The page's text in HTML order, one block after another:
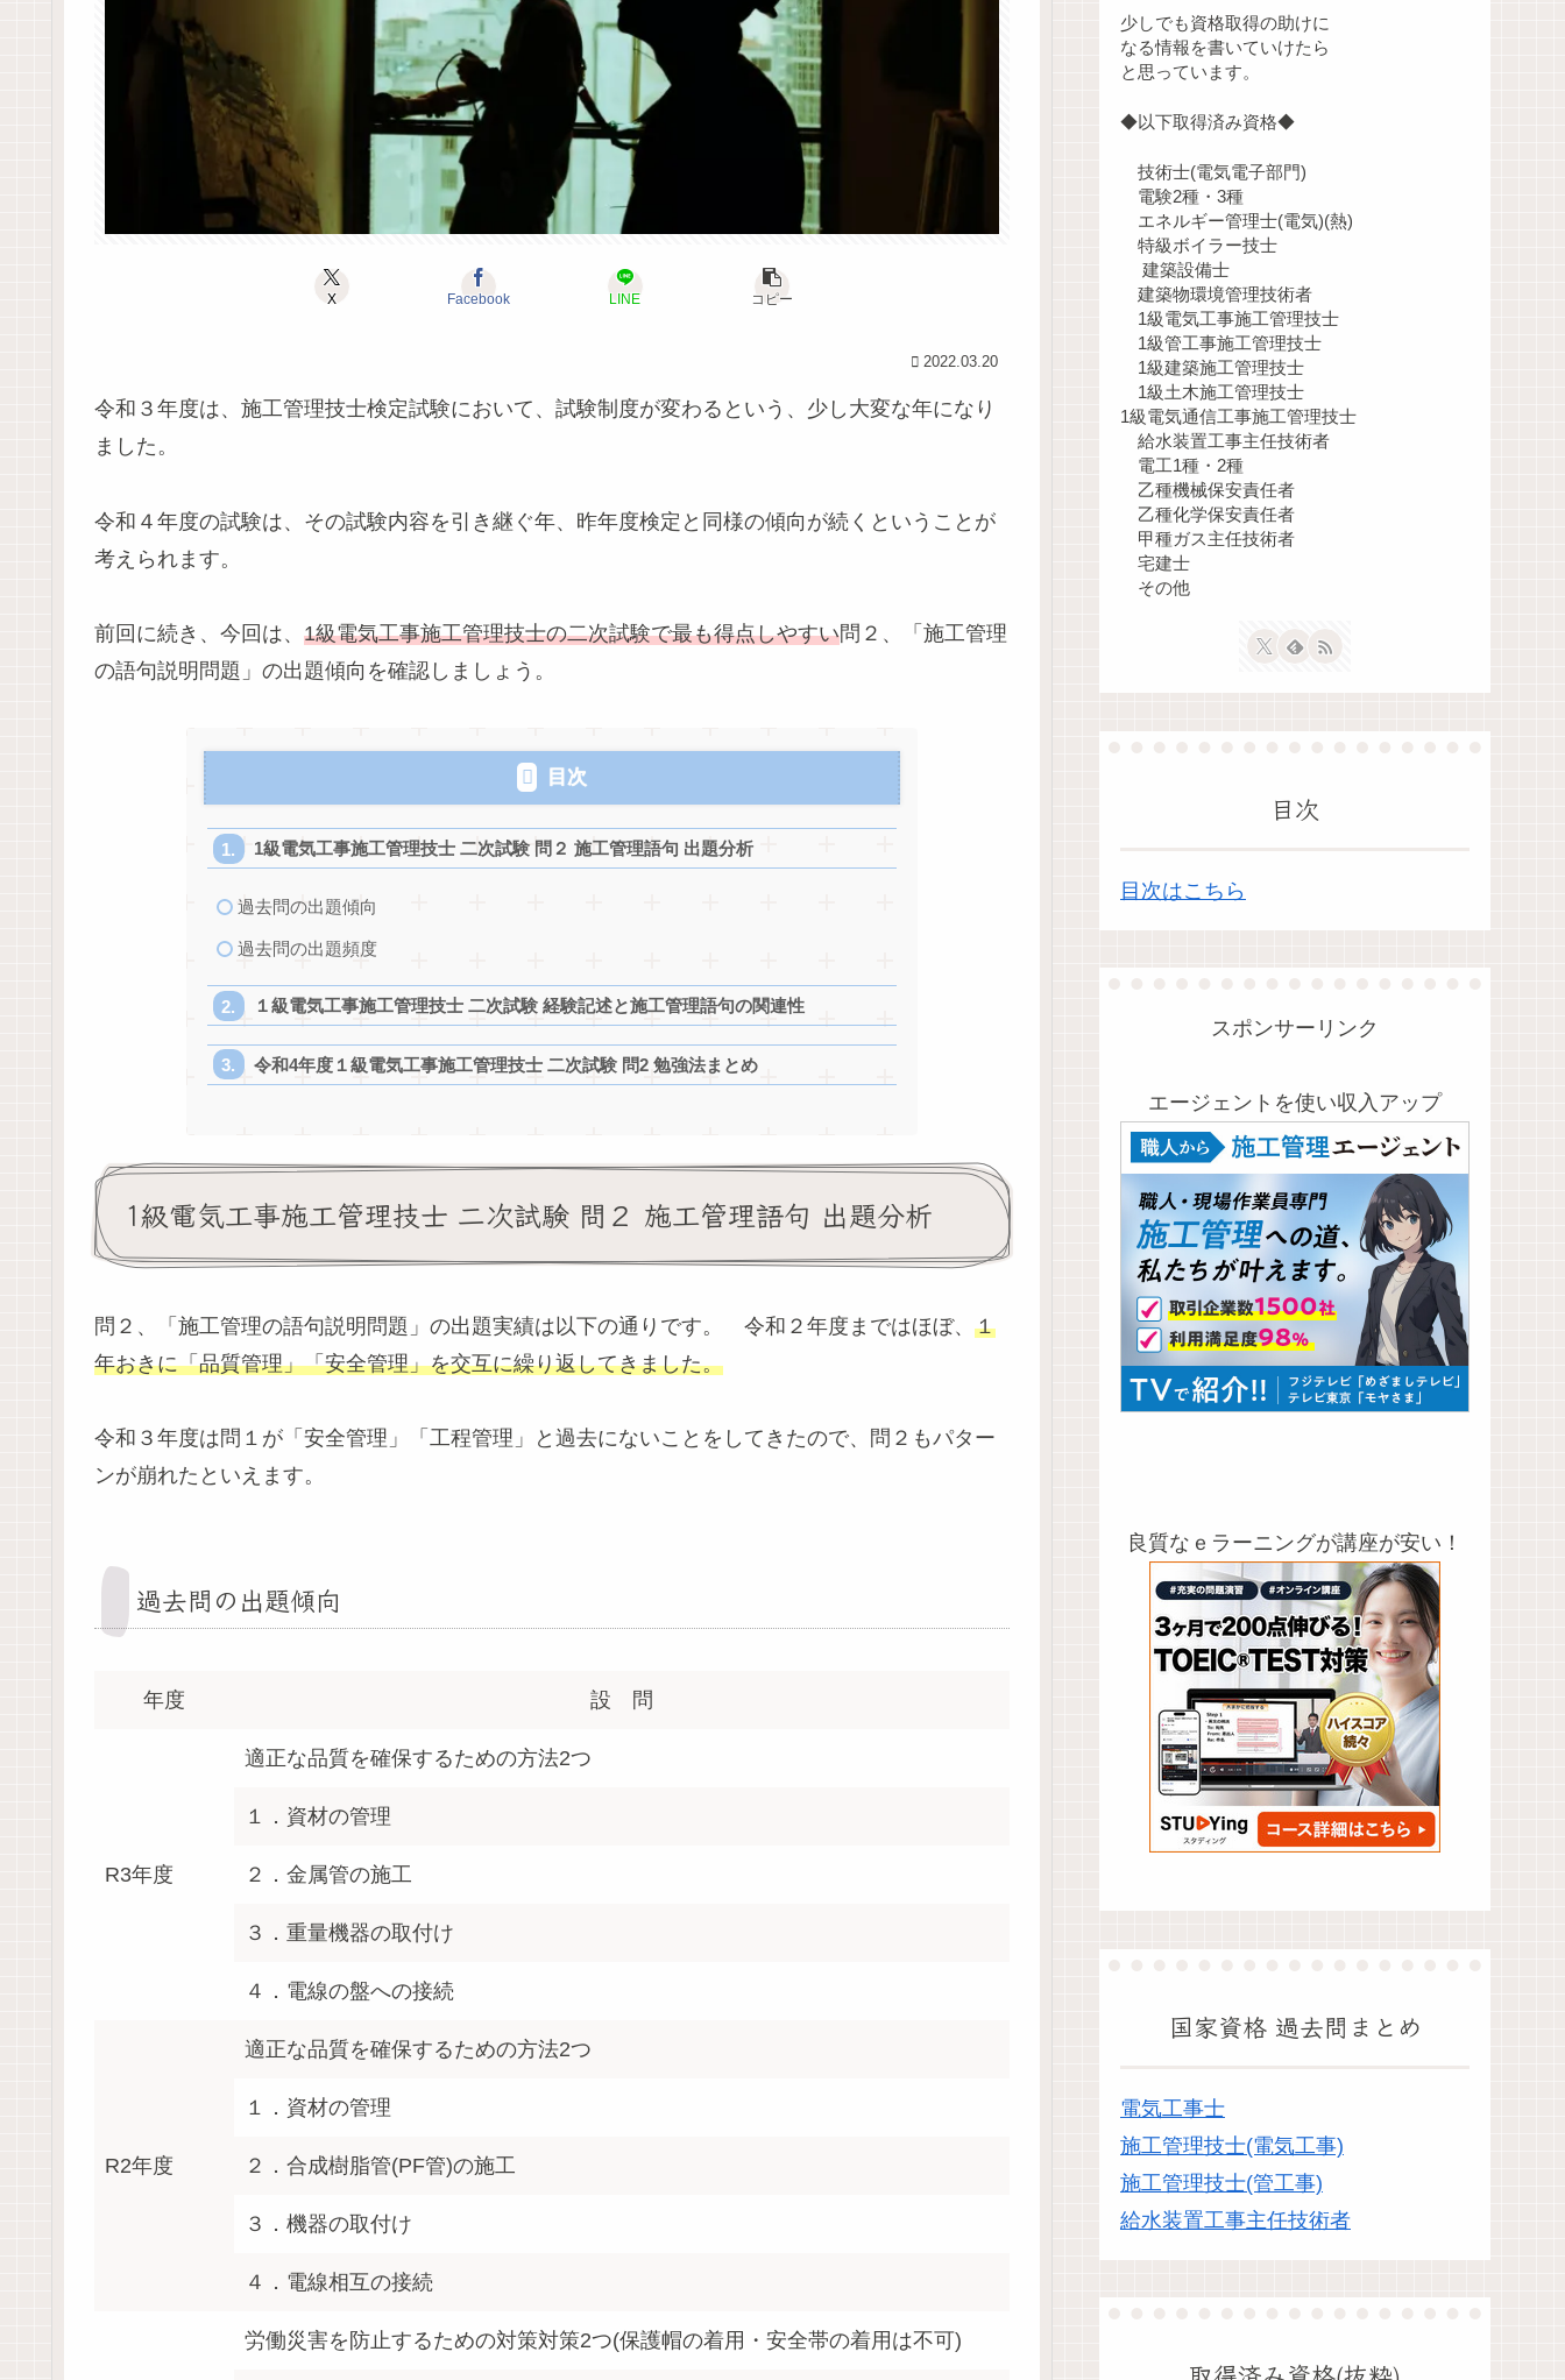
X Facebook LINE コピー
2022.03.20
令和３年度は、施工管理技士検定試験において、試験制度が変わるという、少し大変な年になり
ました。
令和４年度の試験は、その試験内容を引き継ぐ年、昨年度検定と同様の傾向が続くということが
考えられます。
前回に続き、今回は、 1級電気工事施工管理技士の二次試験で最も得点しやすい問２、「施工管理
の語句説明問題」の出題傾向を確認しましょう。
目次
1級電気工事施工管理技士 二次試験 問２ 施工管理語句 出題分析
過去問の出題傾向
過去問の出題頻度
１級電気工事施工管理技士 二次試験 経験記述と施工管理語句の関連性
令和4年度１級電気工事施工管理技士 二次試験 問2 勉強法まとめ
1級電気工事施工管理技士 二次試験 問２ 施工管理語句 出題分析
問２、「施工管理の語句説明問題」の出題実績は以下の通りです。 令和２年度まではほぼ、 １
年おきに「品質管理」「安全管理」を交互に繰り返してきました。
令和３年度は問１が「安全管理」「工程管理」と過去にないことをしてきたので、問２もパター
ンが崩れたといえます。
過去問の出題傾向
年度 設 問
R3年度
適正な品質を確保するための方法2つ
１．資材の管理
２．金属管の施工
３．重量機器の取付け
４．電線の盤への接続
R2年度
適正な品質を確保するための方法2つ
１．資材の管理
２．合成樹脂管(PF管)の施工
３．機器の取付け
４．電線相互の接続
労働災害を防止するための対策対策2つ(保護帽の着用・安全帯の着用は不可)
少しでも資格取得の助けに
なる情報を書いていけたら
と思っています。
◆以下取得済み資格◆
技術士(電気電子部門)
電験2種・3種
エネルギー管理士(電気)(熱)
特級ボイラー技士
建築設備士
建築物環境管理技術者
1級電気工事施工管理技士
1級管工事施工管理技士
1級建築施工管理技士
1級土木施工管理技士
1級電気通信工事施工管理技士
給水装置工事主任技術者
電工1種・2種
乙種機械保安責任者
乙種化学保安責任者
甲種ガス主任技術者
宅建士
その他
目次
目次はこちら
スポンサーリンク
エージェントを使い収入アップ
良質なｅラーニングが講座が安い！
国家資格 過去問まとめ
電気工事士
施工管理技士(電気工事)
施工管理技士(管工事)
給水装置工事主任技術者